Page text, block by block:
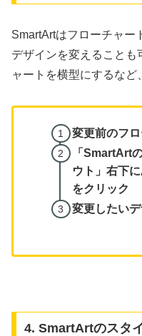
SmartArtはフローチャー
デザインを変えることも
ャートを横型にするなど
変更前のフ
「SmartArt
ウト」右下
をクリック
変更したい
4. SmartArtのスタ